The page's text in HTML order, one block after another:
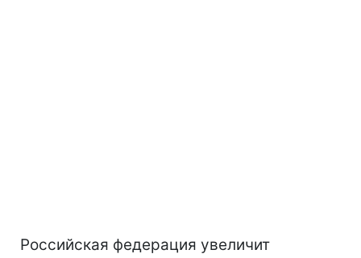
Российская федерация увеличит